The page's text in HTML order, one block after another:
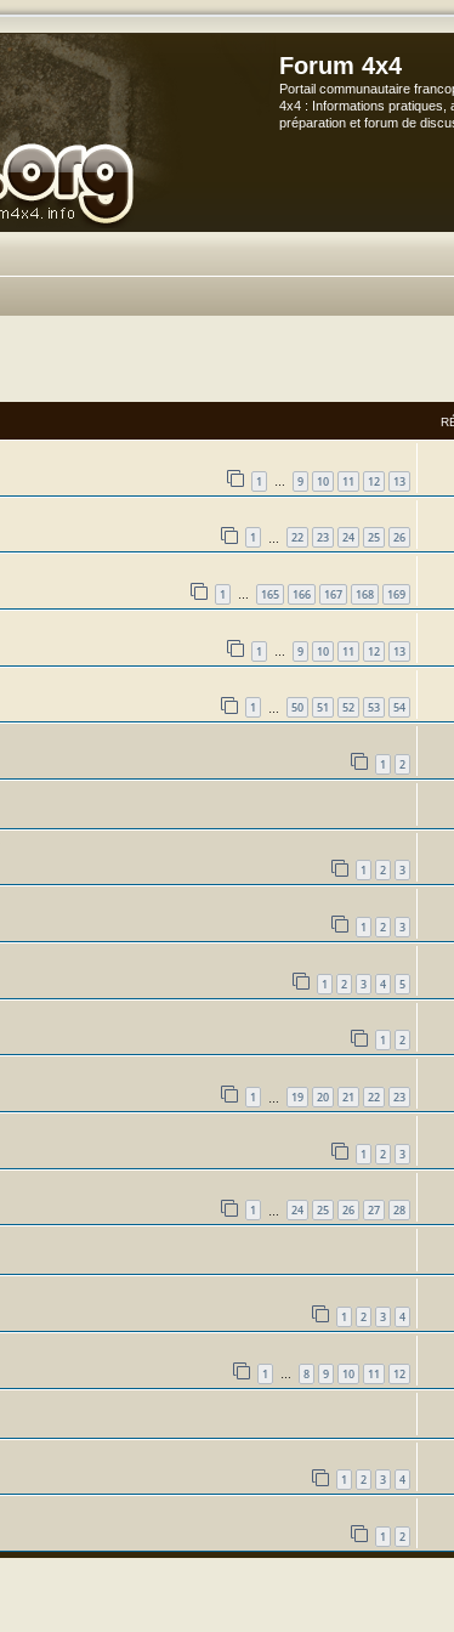
Forum 4x4
Portail communautaire
4x4 : Informations pratiques,
préparation et forum de
1 … 9 10 11 12 13
1 22 23 24 25 26
1 … 165 166 167 168 169
1 … 9 10 11 12 13
1 50 51 52 53 54
1 2
1 2 3
1 2 3
1 2 3 4 5
1 2
1 19 20 21 22 23
1 2 3
1 24 25 26 27 28
1 2 3 4
1 … 8 9 10 11 12
1 2 3 4
1 2